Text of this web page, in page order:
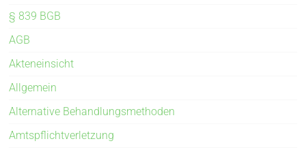
§ 839 BGB
AGB
Akteneinsicht
Allgemein
Alternative Behandlungsmethoden
Amtspflichtverletzung